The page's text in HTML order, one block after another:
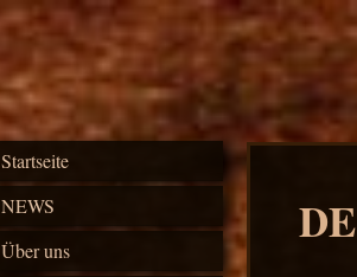
Startseite
NEWS
Über uns